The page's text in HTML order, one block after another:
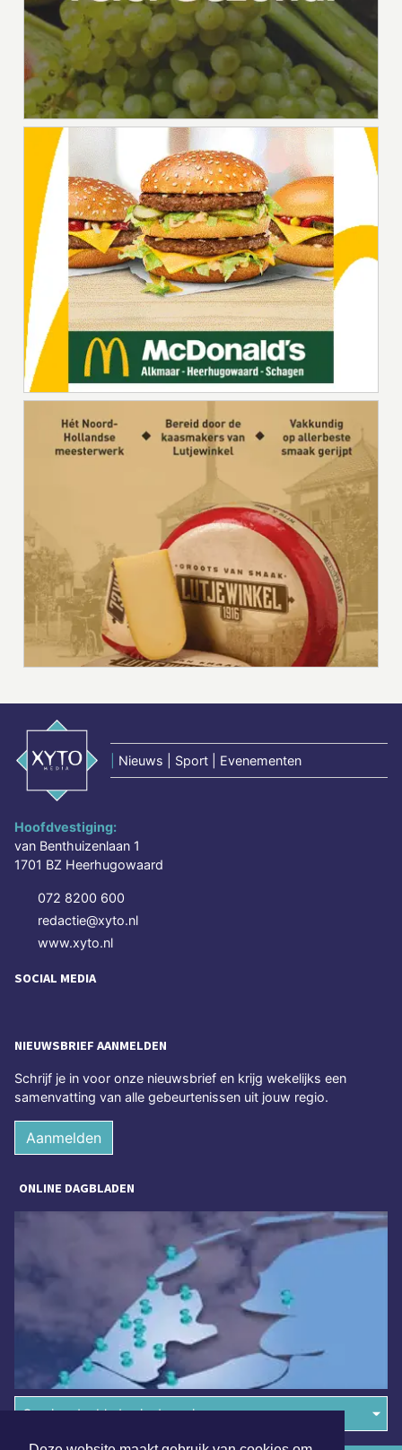
Nieuws | Sport | Evenementen
Hoofdvestiging:
van Benthuizenlaan 1
1701 BZ Heerhugowaard
072 8200 600
redactie@xyto.nl
www.xyto.nl
SOCIAL MEDIA
NIEUWSBRIEF AANMELDEN
Schrijf je in voor onze nieuwsbrief en krijg wekelijks een
samenvatting van alle gebeurtenissen uit jouw regio.
Aanmelden
ONLINE DAGBLADEN
Overige dagbladen in de regio